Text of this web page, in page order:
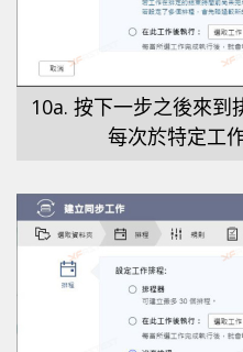
10a. 按下一步之後來
每次於特定工